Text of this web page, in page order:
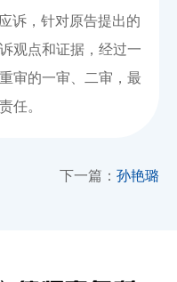
诉，针对原告提出的
观点和证据，经过一
审的一审、二审，最
任。
下一篇： 孙艳璐